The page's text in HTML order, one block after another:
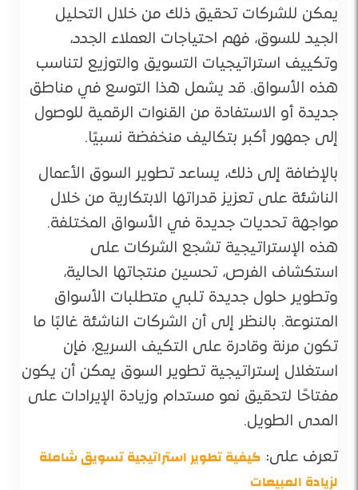
يمكن للشركات تحقيق ذلك من خلال التحليل
الجيد للسوق، فهم احتياجات العملاء الجدد،
وتكييف استراتيجيات التسويق والتوزيع لتناسب
هذه الأسواق. قد يشمل هذا التوسع في مناطق
جديدة أو الاستفادة من القنوات الرقمية للوصول
إلى جمهور أكبر بتكاليف منخفضة نسبيًا.
بالإضافة إلى ذلك، يساعد تطوير السوق الأعمال
الناشئة على تعزيز قدراتها الابتكارية من خلال
مواجهة تحديات جديدة في الأسواق المختلفة.
هذه الإستراتيجية تشجع الشركات على
استكشاف الفرص، تحسين منتجاتها الحالية،
وتطوير حلول جديدة تلبي متطلبات الأسواق
المتنوعة. بالنظر إلى أن الشركات الناشئة غالبًا ما
تكون مرنة وقادرة على التكيف السريع، فإن
استغلال إستراتيجية تطوير السوق يمكن أن يكون
مفتاحًا لتحقيق نمو مستدام وزيادة الإيرادات على
المدى الطويل.
تعرف على: كيفية تطوير استراتيجية تسويق شاملة
لزيادة المبيعات